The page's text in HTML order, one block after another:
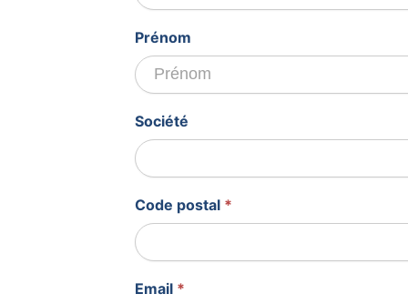
Prénom
Société
Code postal *
Email *